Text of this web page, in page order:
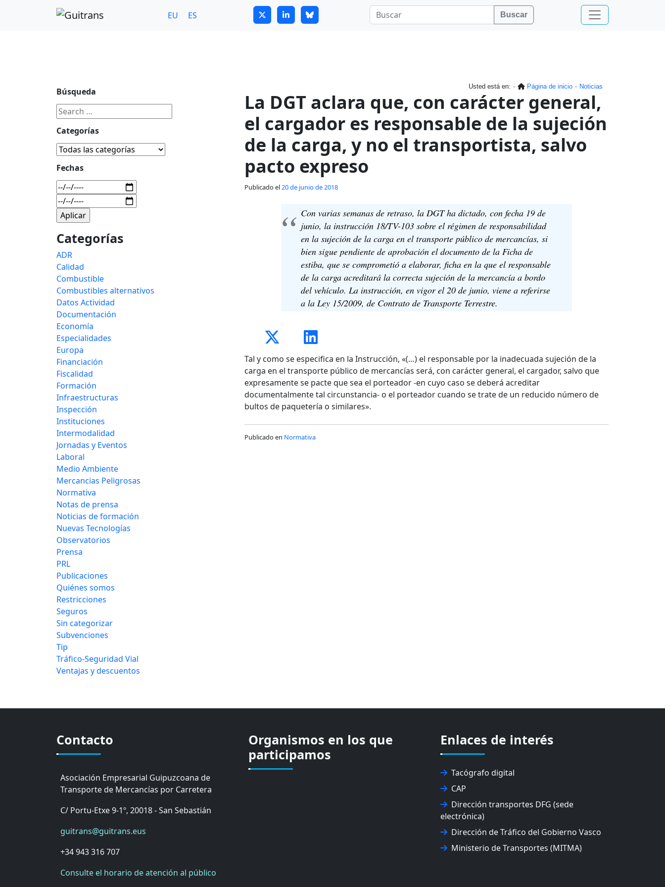
Continuar al contenido principal
C/ Portu-Etxe 9-1º, 20018-San Sebastián 943 31 67 07 guitrans@guitrans.eus
EU ES Buscar
Usted está en: Página de inicio Noticias
La DGT aclara que, con carácter general,
el cargador es responsable de la sujeción
de la carga, y no el transportista, salvo
pacto expreso
Publicado el20 de junio de 2018
Con varias semanas de retraso, la DGT ha dictado, con fecha 19 de
junio, la instrucción 18/TV-103 sobre el régimen de responsabilidad
en la sujeción de la carga en el transporte público de mercancías, si
bien sigue pendiente de aprobación el documento de la Ficha de
estiba, que se comprometió a elaborar, ficha en la que el responsable
de la carga acreditará la correcta sujeción de la mercancía a bordo
del vehículo. La instrucción, en vigor el 20 de junio, viene a referirse
a la Ley 15/2009, de Contrato de Transporte Terrestre.
Tal y como se especifica en la Instrucción, «(…) el responsable por la inadecuada sujeción de la
carga en el transporte público de mercancías será, con carácter general, el cargador, salvo que
expresamente se pacte que sea el porteador -en cuyo caso se deberá acreditar
documentalmente tal circunstancia- o el porteador cuando se trate de un reducido número de
bultos de paquetería o similares».
Publicado en Normativa
Búsqueda
Categorías
Fechas
Categorías
ADR
Calidad
Combustible
Combustibles alternativos
Datos Actividad
Documentación
Economía
Especialidades
Europa
Financiación
Fiscalidad
Formación
Infraestructuras
Inspección
Instituciones
Intermodalidad
Jornadas y Eventos
Laboral
Medio Ambiente
Mercancias Peligrosas
Normativa
Notas de prensa
Noticias de formación
Nuevas Tecnologías
Observatorios
Prensa
PRL
Publicaciones
Quiénes somos
Restricciones
Seguros
Sin categorizar
Subvenciones
Tip
Tráfico-Seguridad Vial
Ventajas y descuentos
Contacto
Asociación Empresarial Guipuzcoana de
Transporte de Mercancías por Carretera
C/ Portu-Etxe 9-1º, 20018 - San Sebastián
guitrans@guitrans.eus
+34 943 316 707
Consulte el horario de atención al público
Organismos en los que
participamos
Enlaces de interés
Tacógrafo digital
CAP
Dirección transportes DFG (sede
electrónica)
Dirección de Tráfico del Gobierno Vasco
Ministerio de Transportes (MITMA)